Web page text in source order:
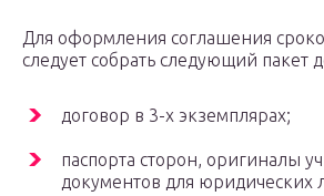
Для оформления соглашения
следует собрать следующий пакет
договор в 3-х экземплярах;
паспорта сторон, оригиналы
документов для юридических